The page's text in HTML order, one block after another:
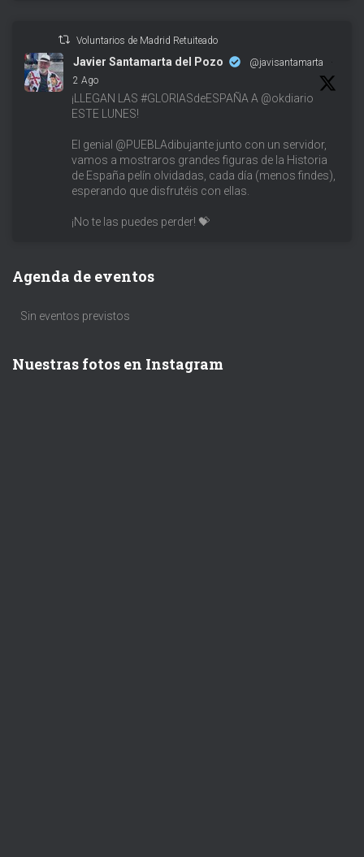
Voluntarios de Madrid Retuiteado
Javier Santamarta del Pozo @javisantamarta
·
2 Ago
¡LLEGAN LAS #GLORIASdeESPAÑA A @okdiario
ESTE LUNES!
El genial @PUEBLAdibujante junto con un servidor,
vamos a mostraros grandes figuras de la Historia
de España pelín olvidadas, cada día (menos findes),
esperando que disfrutéis con ellas.
¡No te las puedes perder! 💝
Agenda de eventos
Sin eventos previstos
Nuestras fotos en Instagram